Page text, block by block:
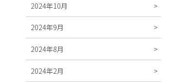
2024年10月
2024年9月
2024年8月
2024年2月